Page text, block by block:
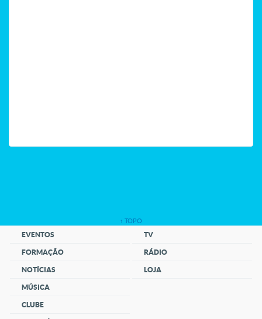
↑ TOPO
EVENTOS
FORMAÇÃO
NOTÍCIAS
MÚSICA
CLUBE
TV
RÁDIO
LOJA